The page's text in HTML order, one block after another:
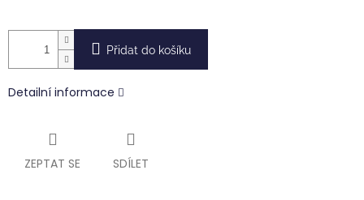
Přidat do košíku
Detailní informace
ZEPTAT SE SDÍLET